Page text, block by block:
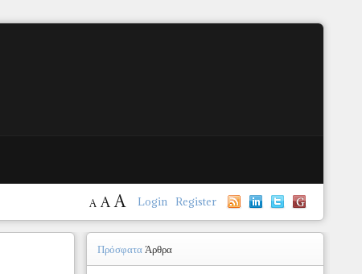
Login Register
A A A
ΠρόσφαταΆρθρα